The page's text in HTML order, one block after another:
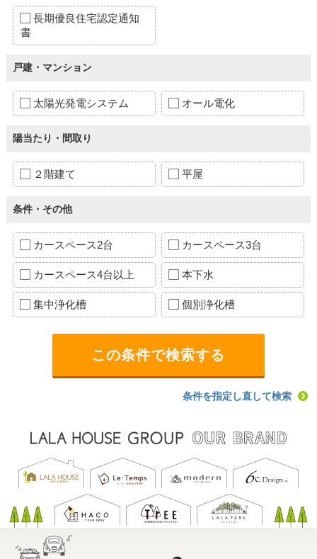
長期優良住宅認定通知
書
戸建・マンション
太陽光発電システム オール電化
陽当たり・間取り
２階建て 平屋
条件・その他
カースペース2台 カースペース3台
カースペース4台以上 本下水
集中浄化槽 個別浄化槽
条件を指定し直して検索